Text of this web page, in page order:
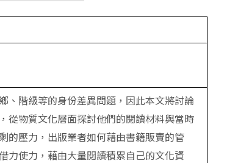
、階級等的身份差異問題，因此本文將討論
從物質文化層面探討他們的閱讀材料與當時
的壓力，出版業者如何藉由書籍販賣的管
力使力，藉由大量閱讀積累自己的文化資